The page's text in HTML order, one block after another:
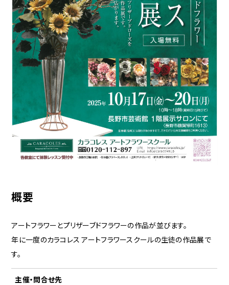
概要
アートフラワーとプリザーブドフラワーの作品が並びます。
年に一度のカラコレス アートフラワースクールの生徒の作品展で
す。
主催・問合せ先